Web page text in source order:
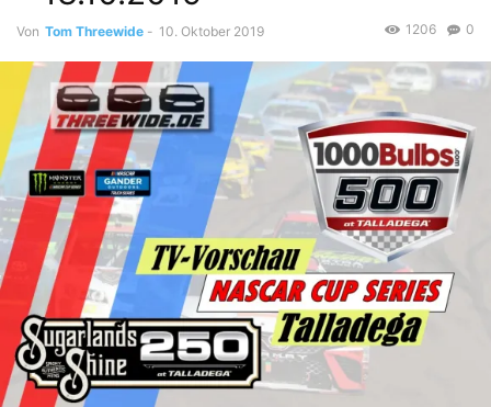
Von Tom Threewide - 10. Oktober 2019 0
1206